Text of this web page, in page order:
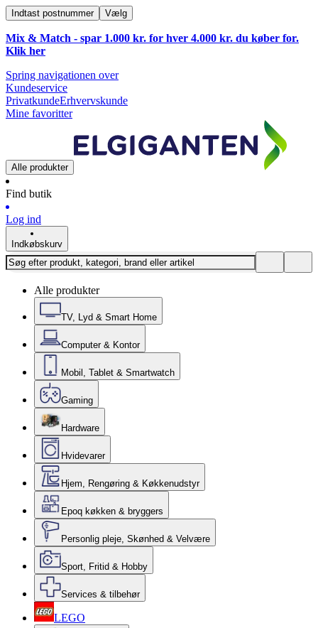
Indtast postnummer Vælg
Mix & Match - spar 1.000 kr. for hver 4.000 kr. du køber for.
Klik her
Spring navigationen over
Kundeservice
PrivatkundeErhvervskunde
Mine favoritter
Alle produkter
Find butik
Log ind
Indkøbskurv
Alle produkter
TV, Lyd & Smart Home
Computer & Kontor
Mobil, Tablet & Smartwatch
Gaming
Hardware
Hvidevarer
Hjem, Rengøring & Køkkenudstyr
Epoq køkken & bryggers
Personlig pleje, Skønhed & Velvære
Sport, Fritid & Hobby
Services & tilbehør
LEGO